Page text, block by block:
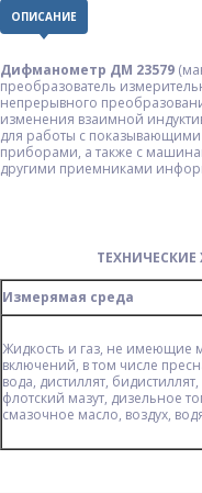
ОПИСАНИЕ
Дифманометр ДМ 23579
преобразователь
непрерывного
изменения взаимной
для работы с
приборами, а также с
другими приемниками
ТЕХНИЧЕСКИЕ
Измерямая среда
Жидкость и газ, не имеющие
включений, в том числе
вода, дистиллят,
флотский мазут, дизельное
смазочное масло, воздух,